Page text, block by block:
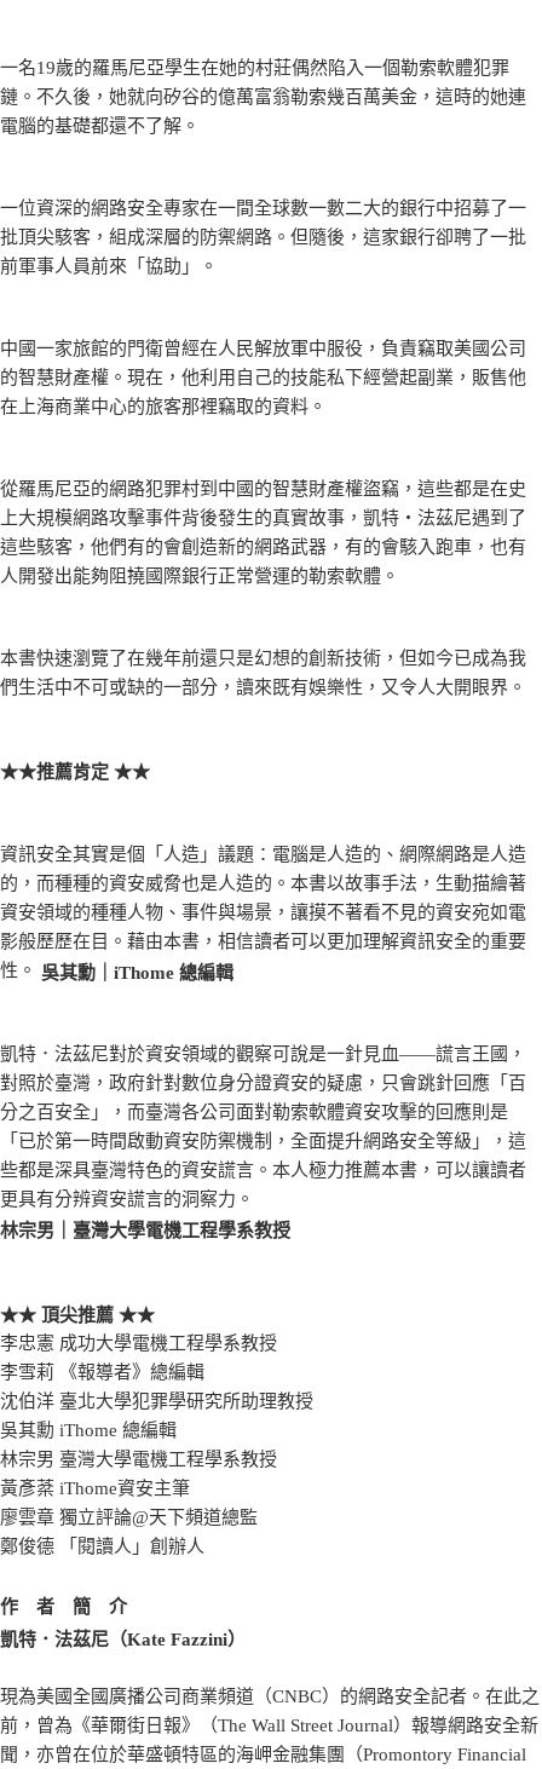
一名19歲的羅馬尼亞學生在她的村莊偶然陷入一個勒索軟體犯罪
鏈。不久後，她就向矽谷的億萬富翁勒索幾百萬美金，這時的她連
電腦的基礎都還不了解。
一位資深的網路安全專家在一間全球數一數二大的銀行中招募了一
批頂尖駭客，組成深層的防禦網路。但隨後，這家銀行卻聘了一批
前軍事人員前來「協助」。
中國一家旅館的門衛曾經在人民解放軍中服役，負責竊取美國公司
的智慧財產權。現在，他利用自己的技能私下經營起副業，販售他
在上海商業中心的旅客那裡竊取的資料。
從羅馬尼亞的網路犯罪村到中國的智慧財產權盜竊，這些都是在史
上大規模網路攻擊事件背後發生的真實故事，凱特‧法茲尼遇到了
這些駭客，他們有的會創造新的網路武器，有的會駭入跑車，也有
人開發出能夠阻撓國際銀行正常營運的勒索軟體。
本書快速瀏覽了在幾年前還只是幻想的創新技術，但如今已成為我
們生活中不可或缺的一部分，讀來既有娛樂性，又令人大開眼界。
★★推薦肯定 ★★
資訊安全其實是個「人造」議題：電腦是人造的、網際網路是人造
的，而種種的資安威脅也是人造的。本書以故事手法，生動描繪著
資安領域的種種人物、事件與場景，讓摸不著看不見的資安宛如電
影般歷歷在目。藉由本書，相信讀者可以更加理解資訊安全的重要
性。 吳其勳｜iThome 總編輯
凱特．法茲尼對於資安領域的觀察可說是一針見血——謊言王國，
對照於臺灣，政府針對數位身分證資安的疑慮，只會跳針回應「百
分之百安全」，而臺灣各公司面對勒索軟體資安攻擊的回應則是
「已於第一時間啟動資安防禦機制，全面提升網路安全等級」，這
些都是深具臺灣特色的資安謊言。本人極力推薦本書，可以讓讀者
更具有分辨資安謊言的洞察力。
林宗男｜臺灣大學電機工程學系教授
★★ 頂尖推薦 ★★
李忠憲 成功大學電機工程學系教授
李雪莉 《報導者》總編輯
沈伯洋 臺北大學犯罪學研究所助理教授
吳其勳 iThome 總編輯
林宗男 臺灣大學電機工程學系教授
黃彥棻 iThome資安主筆
廖雲章 獨立評論@天下頻道總監
鄭俊德 「閱讀人」創辦人
作 者 簡 介
凱特．法茲尼（Kate Fazzini）
現為美國全國廣播公司商業頻道（CNBC）的網路安全記者。在此之
前，曾為《華爾街日報》（The Wall Street Journal）報導網路安全新
聞，亦曾在位於華盛頓特區的海岬金融集團（Promontory Financial